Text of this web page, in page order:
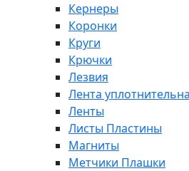
Кернеры
Коронки
Круги
Крючки
Лезвия
Лента
Ленты
Листы Пластины
Магниты
Метчики Плашки